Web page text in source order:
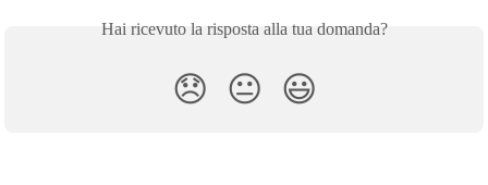
Hai ricevuto la risposta alla tua domanda?
😞 😐 😃